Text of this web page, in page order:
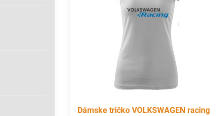
Dámske tričko VOLKSWAGEN racing